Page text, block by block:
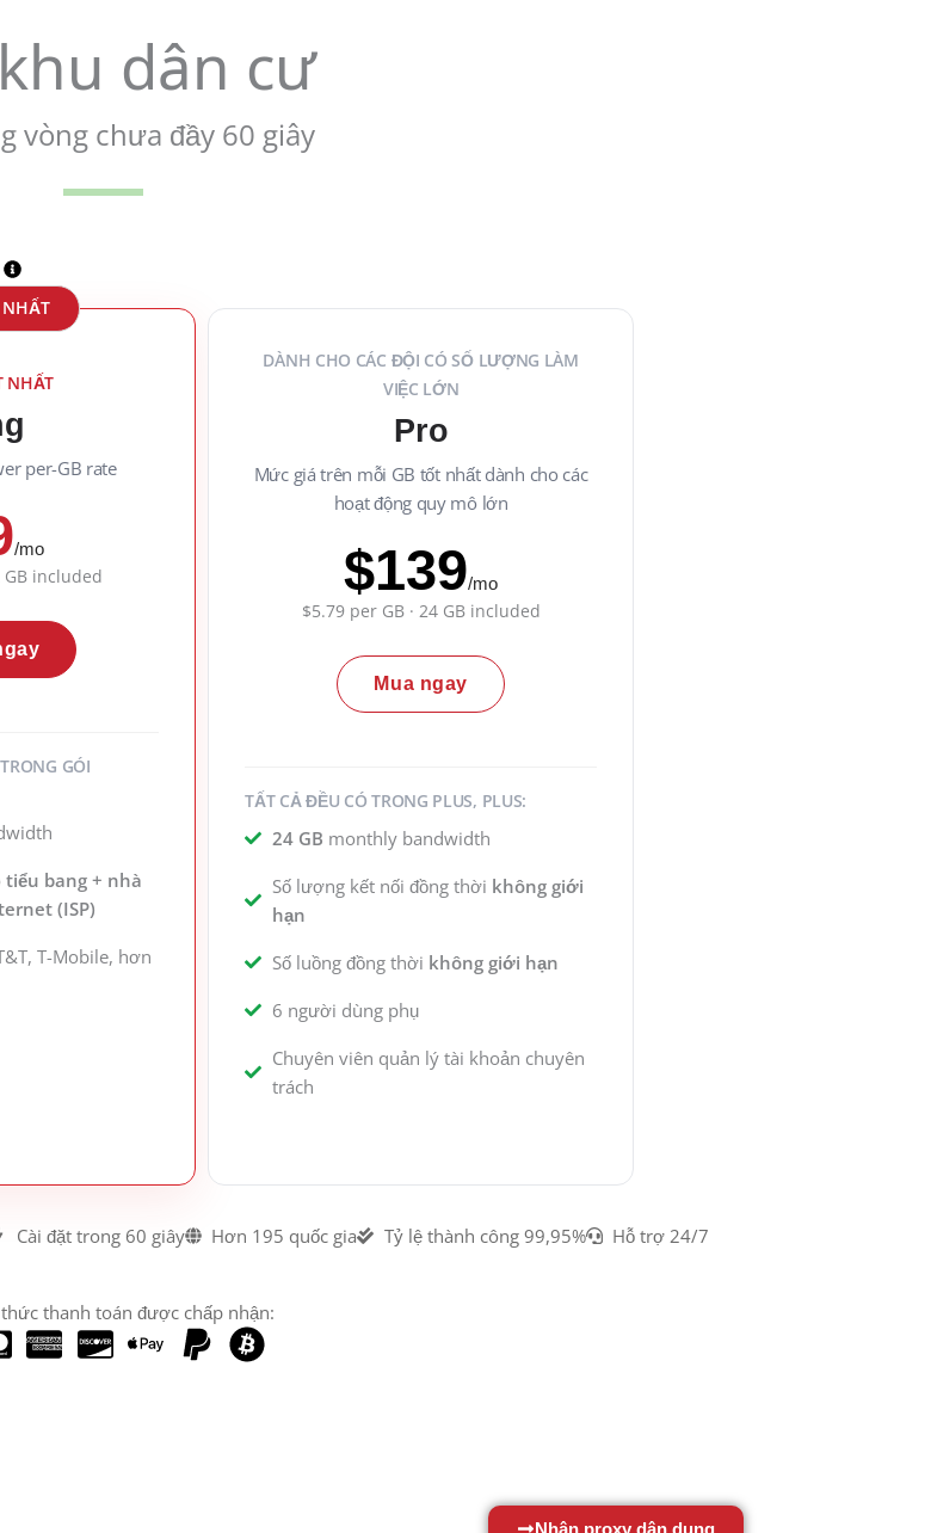
dân cư
vòng chưa đầy 60 giây
NHẤT
per-GB rate
/mo
GB included
GÓI
tiểu bang + nhà
(ISP)
T-Mobile, hơn
DÀNH CHO CÁC ĐỘI CÓ SỐ LƯỢNG LÀM
VIỆC LỚN
Pro
Mức giá trên mỗi GB tốt nhất dành cho các
hoạt động quy mô lớn
$139/mo
$5.79 per GB · 24 GB included
Mua ngay
TẤT CẢ ĐỀU CÓ TRONG PLUS, PLUS:
24 GB monthly bandwidth
Số lượng kết nối đồng thời không giới
hạn
Số luồng đồng thời không giới hạn
6 người dùng phụ
Chuyên viên quản lý tài khoản chuyên
trách
Cài đặt trong 60 giây Hơn 195 quốc gia Tỷ lệ thành công 99,95% Hỗ trợ 24/7
thanh toán được chấp nhận:
Nhận proxy dân dụng